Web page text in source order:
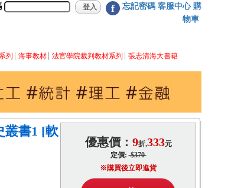
f 忘記密碼 客服中心 購
物車
列 海事教材 法官學院裁判教材系列 張志清海大書籍
叢書1 [軟
優惠價： 9折,333元
定價:$370
※購買後立即進貨